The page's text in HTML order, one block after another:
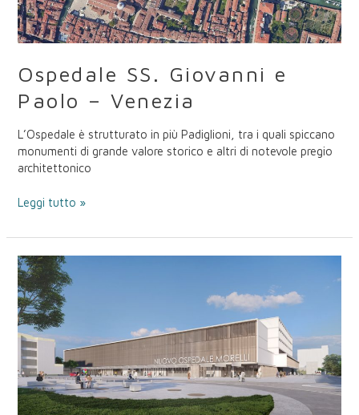
Ospedale SS. Giovanni e
Paolo – Venezia
L’Ospedale è strutturato in più Padiglioni, tra i quali spiccano
monumenti di grande valore storico e altri di notevole pregio
architettonico
Leggi tutto »
Ospedale
Morelli
–
Reggio
Calabria